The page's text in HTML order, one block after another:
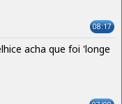
08:17
acha que foi 'longe